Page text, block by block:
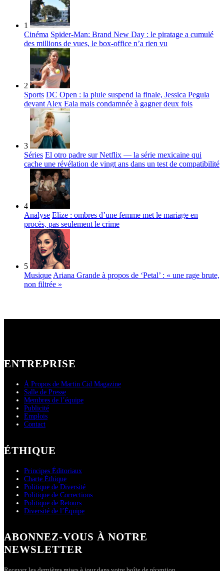
1
Cinéma Spider-Man: Brand New Day : le piratage a cumulé
des millions de vues, le box-office n’a rien vu
2
Sports DC Open : la pluie suspend la finale, Jessica Pegula
devant Alex Eala mais condamnée à gagner deux fois
3
Séries El otro padre sur Netflix — la série mexicaine qui
cache une révélation de vingt ans dans un test de compatibilité
4
Analyse Elize : ombres d’une femme met le mariage en
procès, pas seulement le crime
5
Musique Ariana Grande à propos de ‘Petal’ : « une rage brute,
non filtrée »
ENTREPRISE
À Propos de Martin Cid Magazine
Salle de Presse
Membres de l’équipe
Publicité
Emplois
Contact
ÉTHIQUE
Principes Éditoriaux
Charte Éthique
Politique de Diversité
Politique de Corrections
Politique de Retours
Diversité de l’Équipe
ABONNEZ-VOUS À NOTRE
NEWSLETTER